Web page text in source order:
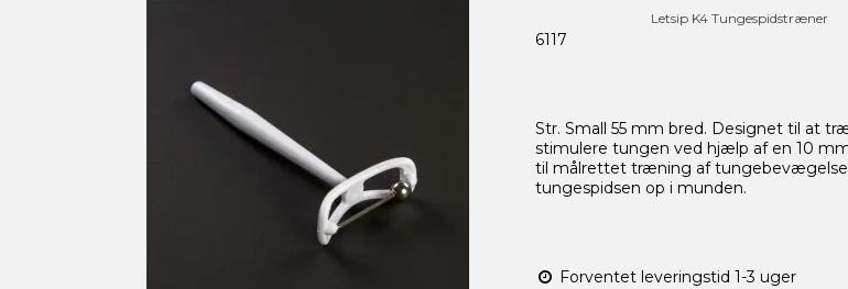
Letsip K4 Tungespidstræner
6117
Str. Small 55 mm bred. Designet til at
stimulere tungen ved hjælp af en 10
til målrettet træning af
tungespidsen op i munden.
Forventet leveringstid 1-3 uger